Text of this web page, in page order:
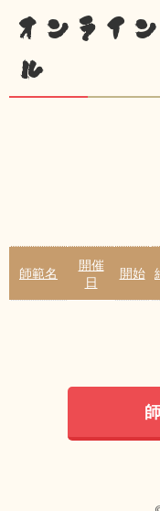
オンライ
ル
師範名
開催
日
開始